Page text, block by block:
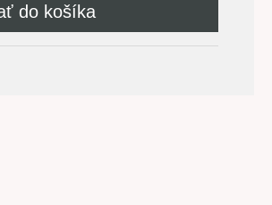
do košíka